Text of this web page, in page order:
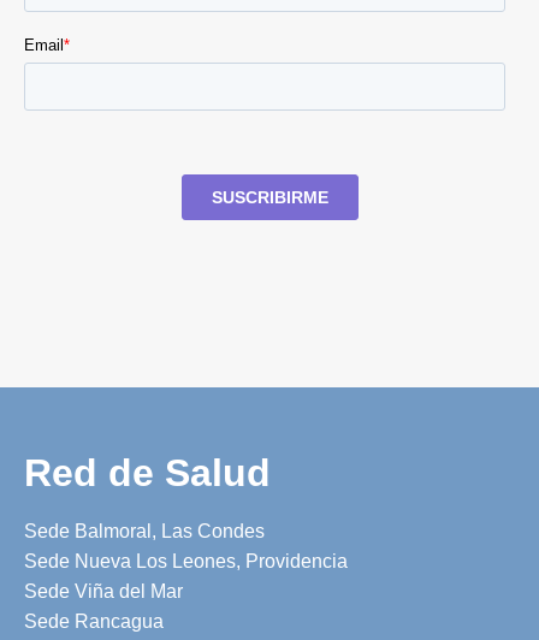
Red de Salud
Sede Balmoral, Las Condes
Sede Nueva Los Leones, Providencia
Sede Viña del Mar
Sede Rancagua